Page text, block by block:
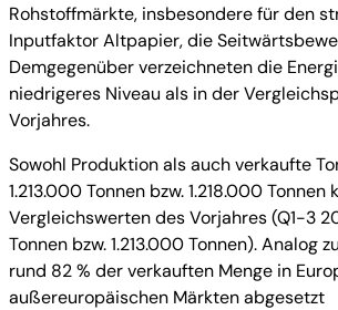
Rohstoffmärkte, insbesondere für den
Inputfaktor Altpapier, die
Demgegenüber verzeichneten die
niedrigeres Niveau als in der
Vorjahres.
Sowohl Produktion als auch verkaufte
1.213.000 Tonnen bzw. 1.218.000
Vergleichswerten des Vorjahres (Q1-3
Tonnen bzw. 1.213.000 Tonnen). Analog
rund 82 % der verkauften Menge in
außereuropäischen Märkten abgesetzt